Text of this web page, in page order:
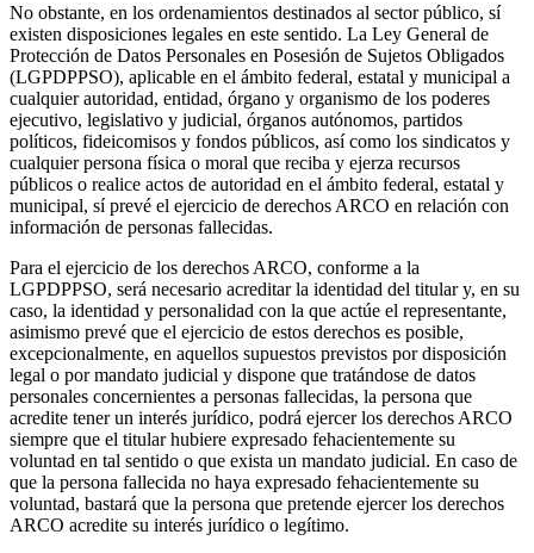
No obstante, en los ordenamientos destinados al sector público, sí
existen disposiciones legales en este sentido. La Ley General de
Protección de Datos Personales en Posesión de Sujetos Obligados
(LGPDPPSO), aplicable en el ámbito federal, estatal y municipal a
cualquier autoridad, entidad, órgano y organismo de los poderes
ejecutivo, legislativo y judicial, órganos autónomos, partidos
políticos, fideicomisos y fondos públicos, así como los sindicatos y
cualquier persona física o moral que reciba y ejerza recursos
públicos o realice actos de autoridad en el ámbito federal, estatal y
municipal, sí prevé el ejercicio de derechos ARCO en relación con
información de personas fallecidas.
Para el ejercicio de los derechos ARCO, conforme a la
LGPDPPSO, será necesario acreditar la identidad del titular y, en su
caso, la identidad y personalidad con la que actúe el representante,
asimismo prevé que el ejercicio de estos derechos es posible,
excepcionalmente, en aquellos supuestos previstos por disposición
legal o por mandato judicial y dispone que tratándose de datos
personales concernientes a personas fallecidas, la persona que
acredite tener un interés jurídico, podrá ejercer los derechos ARCO
siempre que el titular hubiere expresado fehacientemente su
voluntad en tal sentido o que exista un mandato judicial. En caso de
que la persona fallecida no haya expresado fehacientemente su
voluntad, bastará que la persona que pretende ejercer los derechos
ARCO acredite su interés jurídico o legítimo.